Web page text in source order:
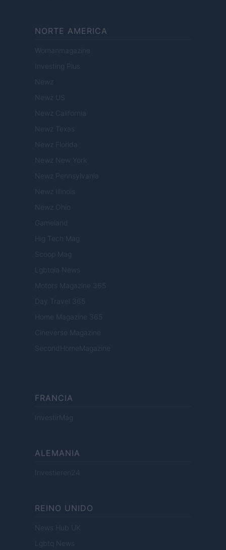
NORTE AMERICA
Womanmagazine
Investing Plus
Newz
Newz US
Newz California
Newz Texas
Newz Florida
Newz New York
Newz Pennsylvania
Newz Illinois
Newz Ohio
Gameland
Hig Tech Mag
Scoop Mag
Lgbtqia News
Motors Magazine 365
Day Travel 365
Home Magazine 365
Cineverse Magazine
SecondHomeMagazine
FRANCIA
InvestirMag
ALEMANIA
Investieren24
REINO UNIDO
News Hub UK
Lgbtq News